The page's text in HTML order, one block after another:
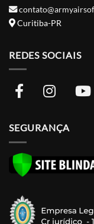
Curitiba-PR
REDES SOCIAIS
SEGURANÇA